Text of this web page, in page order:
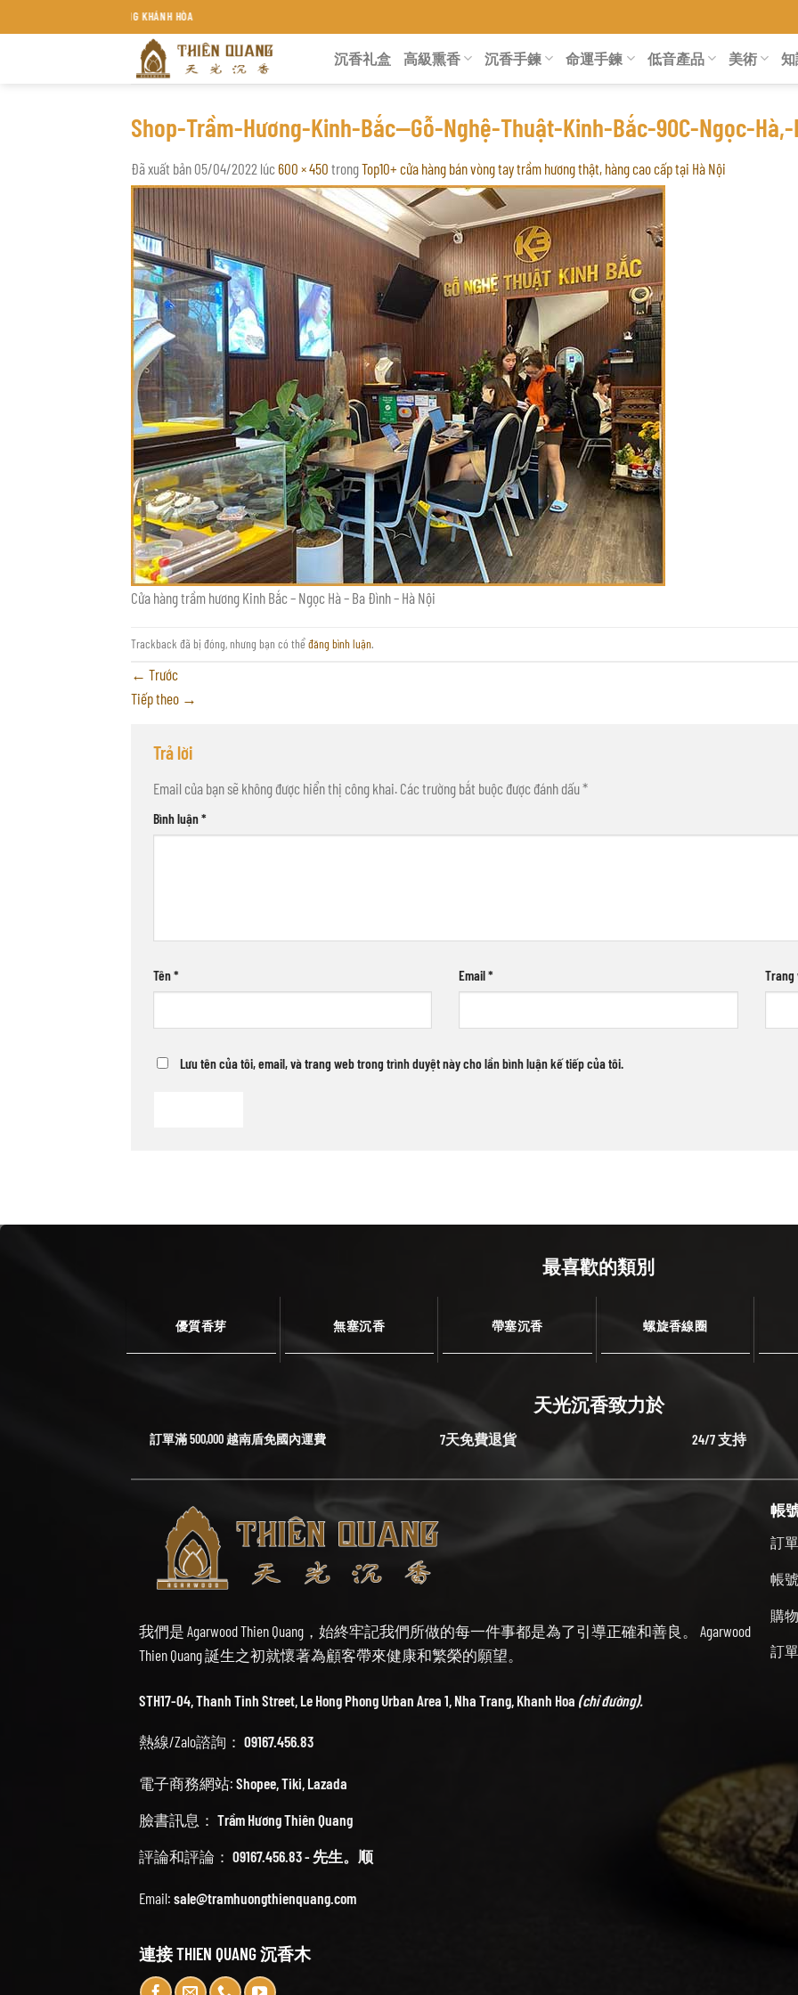
đến
THIÊN QUANG KHÁNH HÒA
沉香礼盒 高級熏香 沉香手鍊 命運手鍊 低音產品 美術
Shop-Trầm-Hương-Kinh-Bắc—Gỗ-Nghệ-Thuật-Kinh-Bắc-90C-Ngọc-
Đã xuất bản 05/04/2022 lúc 600 × 450 trongTop10+ cửa hàng bán vòng tay trầm hương thật, hàng cao cấp tại Hà Nội
Cửa hàng trầm hương Kinh Bắc – Ngọc Hà – Ba Đình – Hà Nội
Trackback đã bị đóng, nhưng bạn có thểđăng bình luận.
← Trước
Tiếp theo →
Trả lời
Email của bạn sẽ không được hiển thị công khai. Các trường bắt buộc được đánh dấu*
Bình luận*
Tên* Email* Trang
Lưu tên của tôi, email, và trang web trong trình duyệt này cho lần bình luận kế tiếp của tôi.
最喜歡的類別
優質香芽 無塞沉香 帶塞沉香 螺旋香線圈
天光沉香致力於
訂單滿 500,000 越南盾免國內運費 7天免費退貨 24/7 支持
我們是 Agarwood Thien Quang，始終牢記我們所做的每一件事都是為了引導正確和善良。 Agarwood
Thien Quang 誕生之初就懷著為顧客帶來健康和繁榮的願望。
STH17-04, Thanh Tinh Street, Le Hong Phong Urban Area 1, Nha Trang, Khanh Hoa (chỉ đường).
熱線/Zalo諮詢： 09167.456.83
電子商務網站: Shopee,Tiki, Lazada
臉書訊息： Trầm Hương Thiên Quang
評論和評論： 09167.456.83 - 先生。顺
Email: sale@tramhuongthienquang.com
連接 THIEN QUANG 沉香木
帳
訂單
帳號
購
訂